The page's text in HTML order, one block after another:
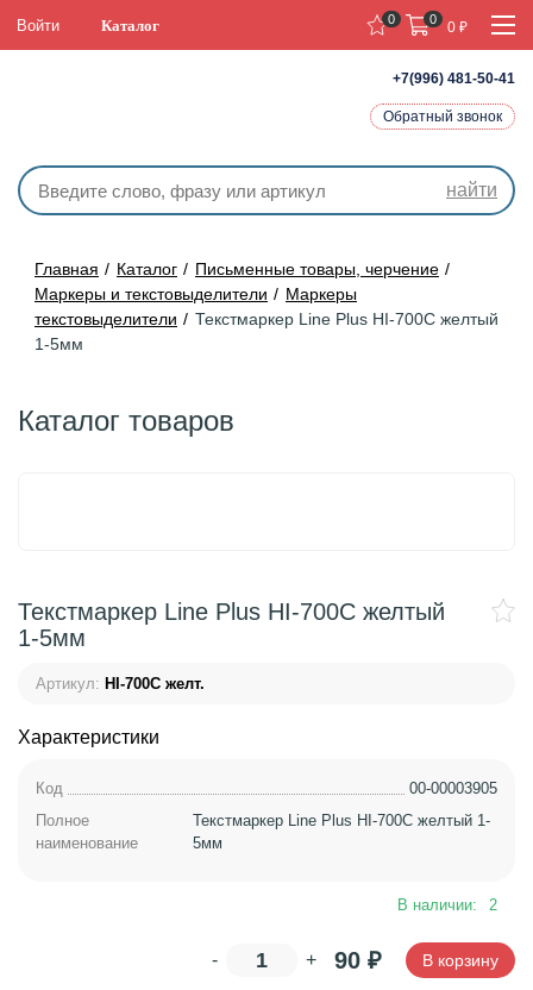
+7(996) 481-50-41
Обратный звонок
Войти Каталог
найти
0 0
0 ₽
Главная Каталог
Письменные товары, черчение
Маркеры и текстовыделители
Маркеры
текстовыделители
Текстмаркер Line Plus HI-700C желтый
1-5мм
Каталог товаров
Текстмаркер Line Plus HI-700C желтый
1-5мм
Артикул: HI-700C желт.
Характеристики
Код
00-00003905
Полное
наименование
Текстмаркер Line Plus HI-700C желтый 1-
5мм
В наличии: 2
- + 90 ₽ В корзину